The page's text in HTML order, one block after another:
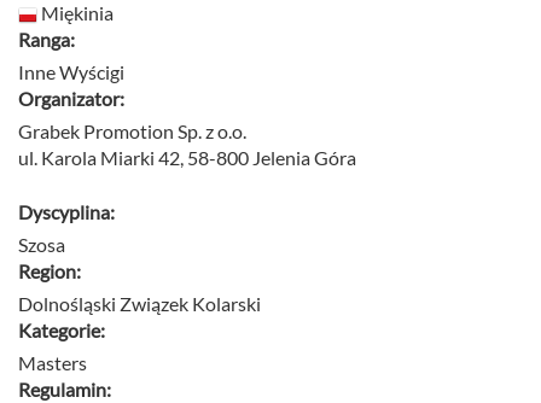
Miękinia
Ranga:
Inne Wyścigi
Organizator:
Grabek Promotion Sp. z o.o.
ul. Karola Miarki 42, 58-800 Jelenia Góra
Dyscyplina:
Szosa
Region:
Dolnośląski Związek Kolarski
Kategorie:
Masters
Regulamin: